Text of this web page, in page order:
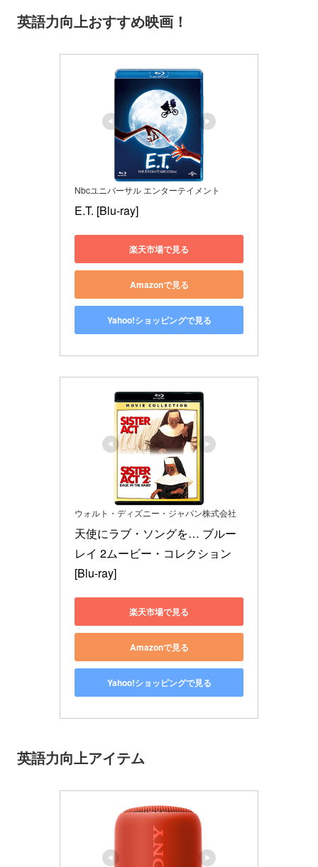
英語力向上おすすめ映画！
Nbcユニバーサル エンターテイメント
E.T. [Blu-ray]
楽天市場で見る
Amazonで見る
Yahoo!ショッピングで見る
ウォルト・ディズニー・ジャパン株式会社
天使にラブ・ソングを… ブルー
レイ 2ムービー・コレクション
[Blu-ray]
楽天市場で見る
Amazonで見る
Yahoo!ショッピングで見る
英語力向上アイテム